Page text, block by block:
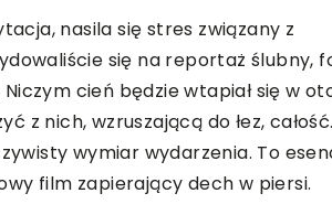
nasila się stres związany z
się na reportaż ślubny,
cień będzie wtapiał się w
z nich, wzruszającą do łez, całość.
wymiar wydarzenia. To
film zapierający dech w piersi.